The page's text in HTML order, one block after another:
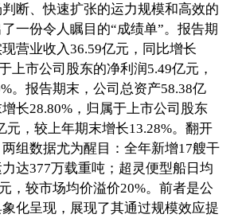
断、快速扩张的运力规模和高效的
一份令人瞩目的“成绩单”。报告期
营业收入36.59亿元，同比增长
上市公司股东的净利润5.49亿元，
。报告期末，公司总资产58.38亿
长28.80%，归属于上市公司股东
元，较上年期末增长13.28%。翻开
组数据尤为醒目：全年新增17艘干
达377万载重吨；超灵便型船日均
，较市场均价溢价20%。前者是公
化呈现，展现了其通过规模效应提